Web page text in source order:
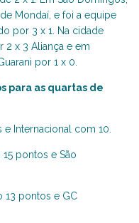
Mondaí, e foi a equipe
por 3 x 1. Na cidade
2 x 3 Aliança e em
por 1 x 0.
para as quartas de
Internacional com 10.
pontos e São
13 pontos e GC